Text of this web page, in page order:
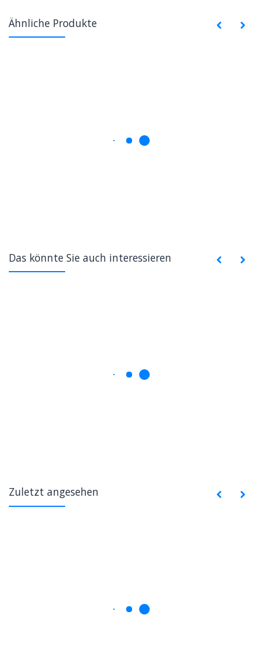
Ähnliche Produkte
Das könnte Sie auch interessieren
Zuletzt angesehen